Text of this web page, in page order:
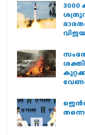
3000
സംഭൽ